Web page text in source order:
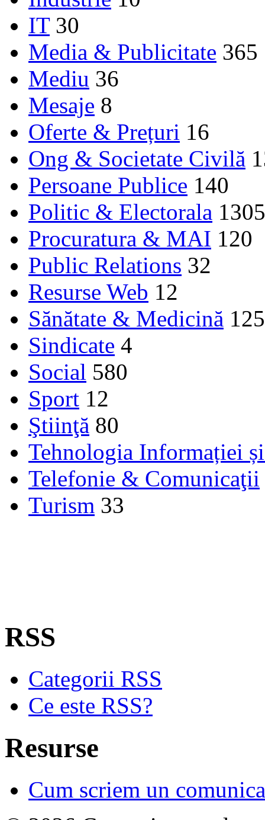
IT 30
Media & Publicitate 365
Mediu 36
Mesaje 8
Oferte & Prețuri 16
Ong & Societate Civilă
Persoane Publice 140
Politic & Electorala 1305
Procuratura & MAI 120
Public Relations 32
Resurse Web 12
Sănătate & Medicină 125
Sindicate 4
Social 580
Sport 12
Ştiinţă 80
Tehnologia Informației
Telefonie & Comunicaţii
Turism 33
RSS
Categorii RSS
Ce este RSS?
Resurse
Cum scriem un